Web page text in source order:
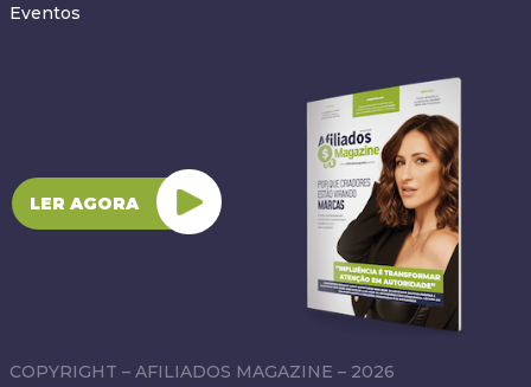
Eventos
LER AGORA
COPYRIGHT – AFILIADOS MAGAZINE – 2026